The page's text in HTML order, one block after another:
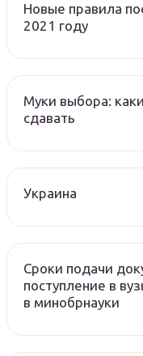
Новые правила
2021 году
Муки выбора:
сдавать
Украина
Сроки подачи
поступление в
в минобрнауки